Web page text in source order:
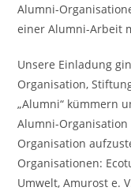
Alumni-
einer Alumni-Arbeit
Unsere Einladung
Organisation,
„Alumni“ kümmern
Alumni-
Organisation
Organisationen:
Umwelt, Amurost e.